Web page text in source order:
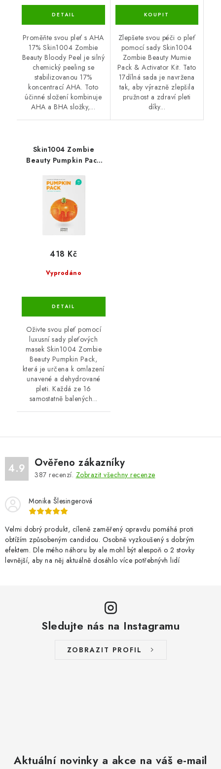
Proměňte svou pleť s AHA
17% Skin1004 Zombie
Beauty Bloody Peel je silný
chemický peeling se
stabilizovanou 17%
koncentrací AHA. Toto
účinné složení kombinuje
AHA a BHA složky,...
Zlepšete svou péči o pleť
pomocí sady Skin1004
Zombie Beauty Mumie
Pack & Activator Kit. Tato
17dílná sada je navržena
tak, aby výrazně zlepšila
pružnost a zdraví pleti
díky...
Skin1004 Zombie
Beauty Pumpkin Pack
Vyprodáno
418 Kč
Oživte svou pleť pomocí
luxusní sady pleťových
masek Skin1004 Zombie
Beauty Pumpkin Pack,
která je určena k omlazení
unavené a dehydrované
pleti. Každá ze 16
samostatně balených...
4.9 Ověřeno zákazníky
387 recenzí. Zobrazit všechny recenze
Monika Šlesingerová
Velmi dobrý produkt, cíleně zaměřený opravdu pomáhá proti
obtížím způsobeným candidou. Osobně vyzkoušený s dobrým
efektem. Dle mého náhoru by ale mohl být alespoň o 2 stovky
levnější, aby na něj aktuálně dosáhlo více potřebnývh lidí
Sledujte nás na Instagramu
ZOBRAZIT PROFIL
Aktuální novinky a akce na váš e-mail